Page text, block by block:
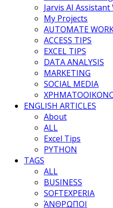
Jarvis AI
My Projects
AUTOMATE
ACCESS TIPS
EXCEL TIPS
DATA ANALYSIS
MARKETING
SOCIAL MEDIA
ENGLISH ARTICLES
About
ALL
Excel Tips
PYTHON
TAGS
ALL
BUSINESS
SOFTEXPERIA
ΆΝΘΡΩΠΟΙ